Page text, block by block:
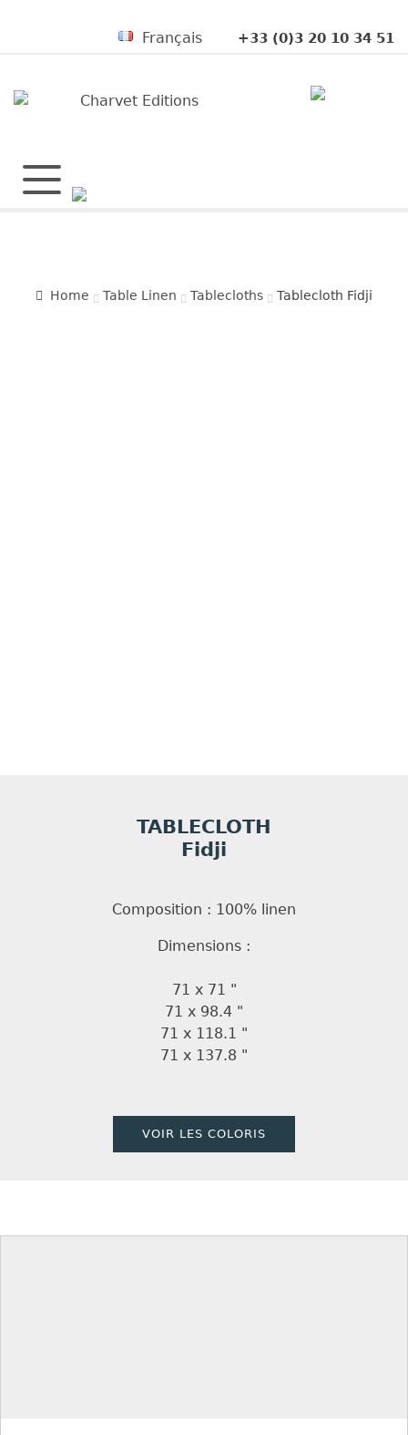
+33 (0)3 20 10 34 51
Français
Home Table Linen Tablecloths Tablecloth Fidji
TABLECLOTH
Fidji
Composition : 100% linen
Dimensions :
71 x 71 "
71 x 98.4 "
71 x 118.1 "
71 x 137.8 "
VOIR LES COLORIS